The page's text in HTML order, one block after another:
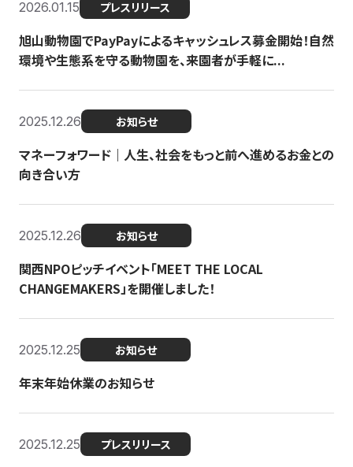
2026.01.15 プレスリリース
旭山動物園でPayPayによるキャッシュレス募金開始！自然
環境や生態系を守る動物園を、来園者が手軽に...
2025.12.26 お知らせ
マネーフォワード｜人生、社会をもっと前へ進めるお金との
向き合い方
2025.12.26 お知らせ
関西NPOピッチイベント「MEET THE LOCAL
CHANGEMAKERS」を開催しました！
2025.12.25 お知らせ
年末年始休業のお知らせ
2025.12.25 プレスリリース